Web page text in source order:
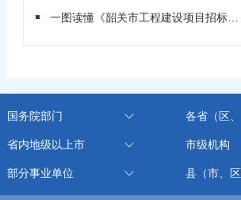
一图读懂《韶关市工程建设项目招标投标管理规定》
国务院部门 各省（区、
省内地级以上市 市级机构
部分事业单位 县（市、